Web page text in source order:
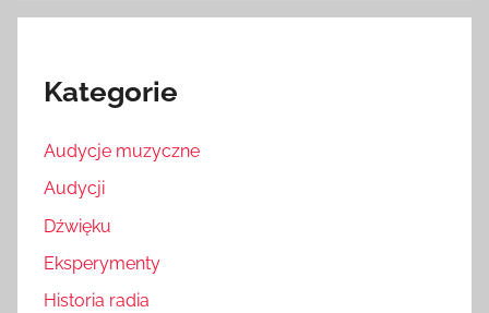
Kategorie
Audycje muzyczne
Audycji
Dźwięku
Eksperymenty
Historia radia